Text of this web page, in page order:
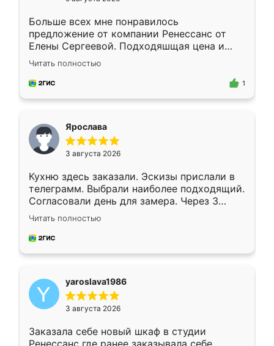
Больше всех мне понравилось
предложение от компании Ренессанс от
Елены Сергеевой. Подходяшщая цена и
короткие сроки изготовления. Приехавший
для замера сотрудник Владислав
предложил по моему эскизу самый
Читать полностью
1
Ярослава
3 августа 2026
Кухню здесь заказали. Эскизы прислали в
телеграмм. Выбрали наиболее подходящий.
Согласовали день для замера. Через 3
недели кухня была уже готова. Остались
довольны работой. Спасибо Ренессанс
мебель за качественную работу!
Читать полностью
yaroslava1986
3 августа 2026
Заказала себе новый шкаф в студии
Ренессанс где ранее заказывала себе